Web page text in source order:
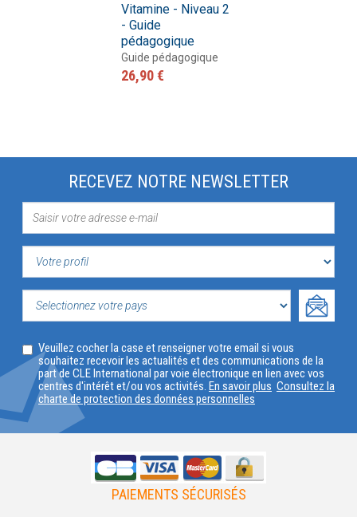
Vitamine - Niveau 2
- Guide
pédagogique
Guide pédagogique
26,90 €
RECEVEZ NOTRE NEWSLETTER
VOTRE
PROFIL
VOTRE
PAYS
Veuillez cocher la case et renseigner votre email si vous
souhaitez recevoir les actualités et des communications de la
part de CLE International par voie électronique en lien avec vos
centres d'intérêt et/ou vos activités. En savoir plus Consultez la
charte de protection des données personnelles
PAIEMENTS SÉCURISÉS